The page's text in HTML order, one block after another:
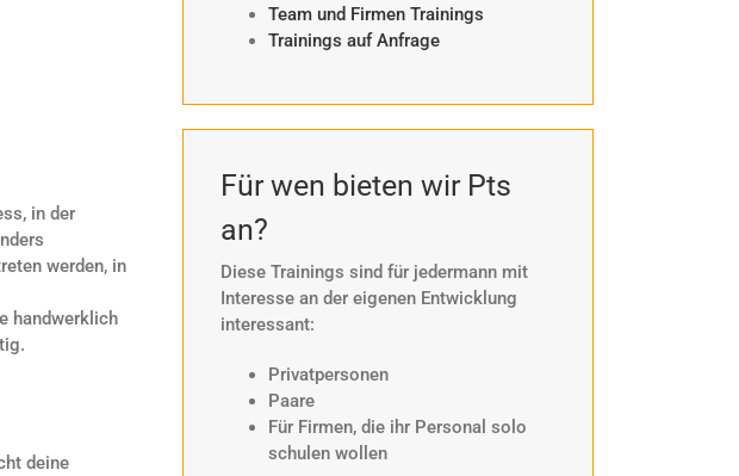
in der
werden, in
handwerklich
deine
Team und Firmen Trainings
Trainings auf Anfrage
Für wen bieten wir Pts
an?
Diese Trainings sind für jedermann mit
Interesse an der eigenen Entwicklung
interessant:
Privatpersonen
Paare
Für Firmen, die ihr Personal solo
schulen wollen